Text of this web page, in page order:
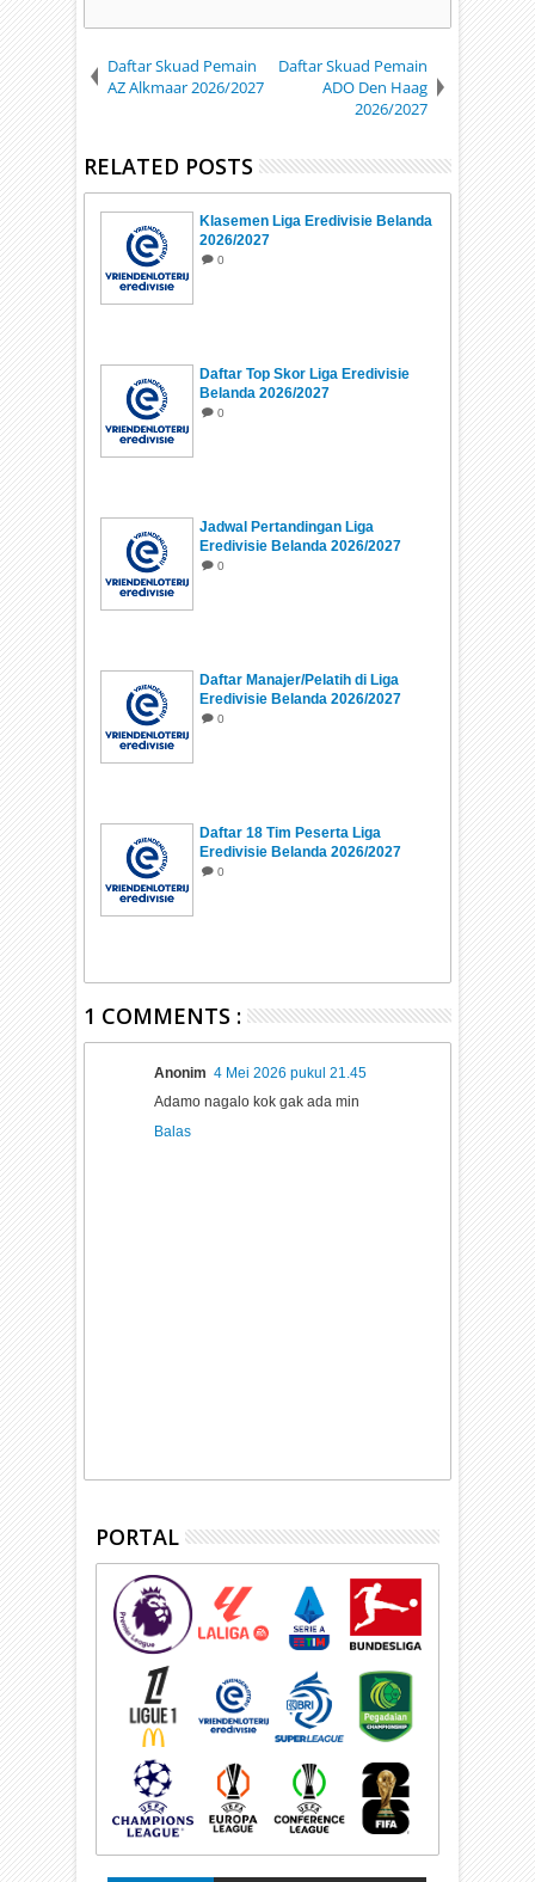
Daftar Skuad Pemain
AZ Alkmaar 2026/2027
Daftar Skuad Pemain
ADO Den Haag
2026/2027
RELATED POSTS
Klasemen Liga Eredivisie Belanda
2026/2027
0
Daftar Top Skor Liga Eredivisie
Belanda 2026/2027
0
Jadwal Pertandingan Liga
Eredivisie Belanda 2026/2027
0
Daftar Manajer/Pelatih di Liga
Eredivisie Belanda 2026/2027
0
Daftar 18 Tim Peserta Liga
Eredivisie Belanda 2026/2027
0
1 COMMENTS :
Anonim 4 Mei 2026 pukul 21.45
Adamo nagalo kok gak ada min
Balas
PORTAL